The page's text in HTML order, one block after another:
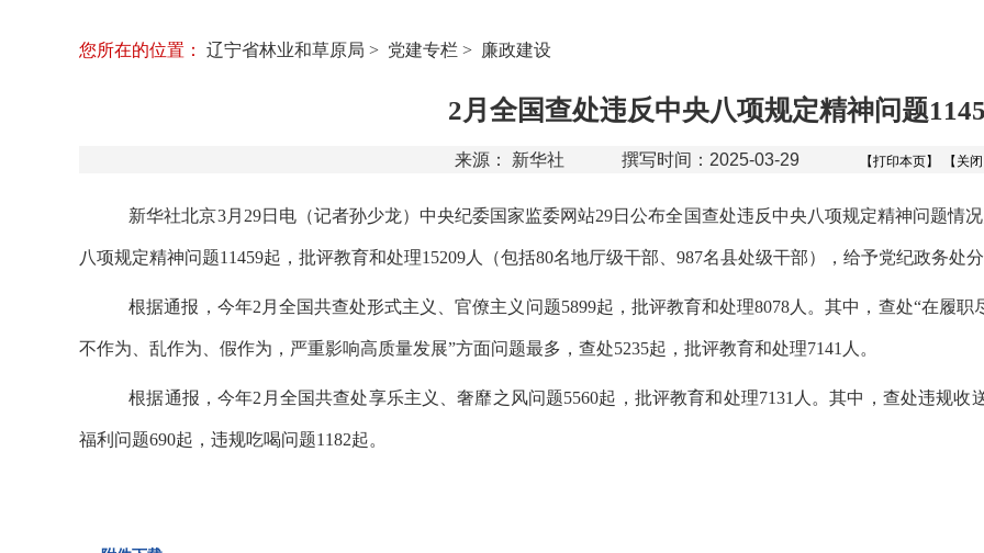
您所在的位置： 辽宁省林业和草原局 > 党建专栏 > 廉政建设
2月全国查处违反中央八项规定精神问题
来源： 新华社 撰写时间：2025-03-29 【打印本页】 【关
新华社北京3月 29日电（记者孙少龙）中央纪委国家监委网站29日公布全国查处违反中央八项规定精神问题情
八项规定精神问题11459起，批评教育和处理15209 人（包括80名地厅级干部、 987名县处级干部），给予党纪政务处分
根据通报，今年2 月全国共查处形式主义、官僚主义问题5899起，批评教育和处理8078 人。其中，查处“在履职
不作为、乱作为、假作为，严重影响高质量发展”方面问题最多，查处5235起，批评教育和处理7141 人。
根据通报，今年2 月全国共查处享乐主义、奢靡之风问题5560起，批评教育和处理7131 人。其中，查处违规收
福利问题690起，违规吃喝问题1182起。